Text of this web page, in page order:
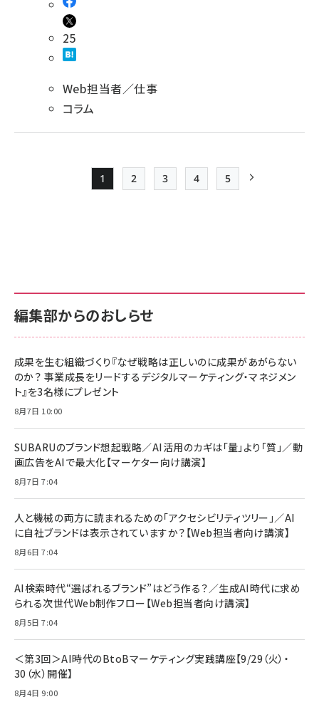
25
Web担当者／仕事
コラム
Page
1
Page
2
Page
3
Page
4
Page
5
編集部からのおしらせ
成果を生む組織づくり『なぜ戦略は正しいのに成果があがらない
のか？ 事業成長をリードするデジタルマーケティング・マネジメン
ト』を3名様にプレゼント
8月7日 10:00
SUBARUのブランド想起戦略／AI活用のカギは「量」より「質」／動
画広告をAIで最大化【マーケター向け講演】
8月7日 7:04
人と機械の両方に読まれるための「アクセシビリティツリー」／AI
に自社ブランドは表示されていますか？【Web担当者向け講演】
8月6日 7:04
AI検索時代“選ばれるブランド”はどう作る？／生成AI時代に求め
られる次世代Web制作フロー【Web担当者向け講演】
8月5日 7:04
＜第3回＞AI時代のBtoBマーケティング実践講座【9/29（火）・
30（水）開催】
8月4日 9:00